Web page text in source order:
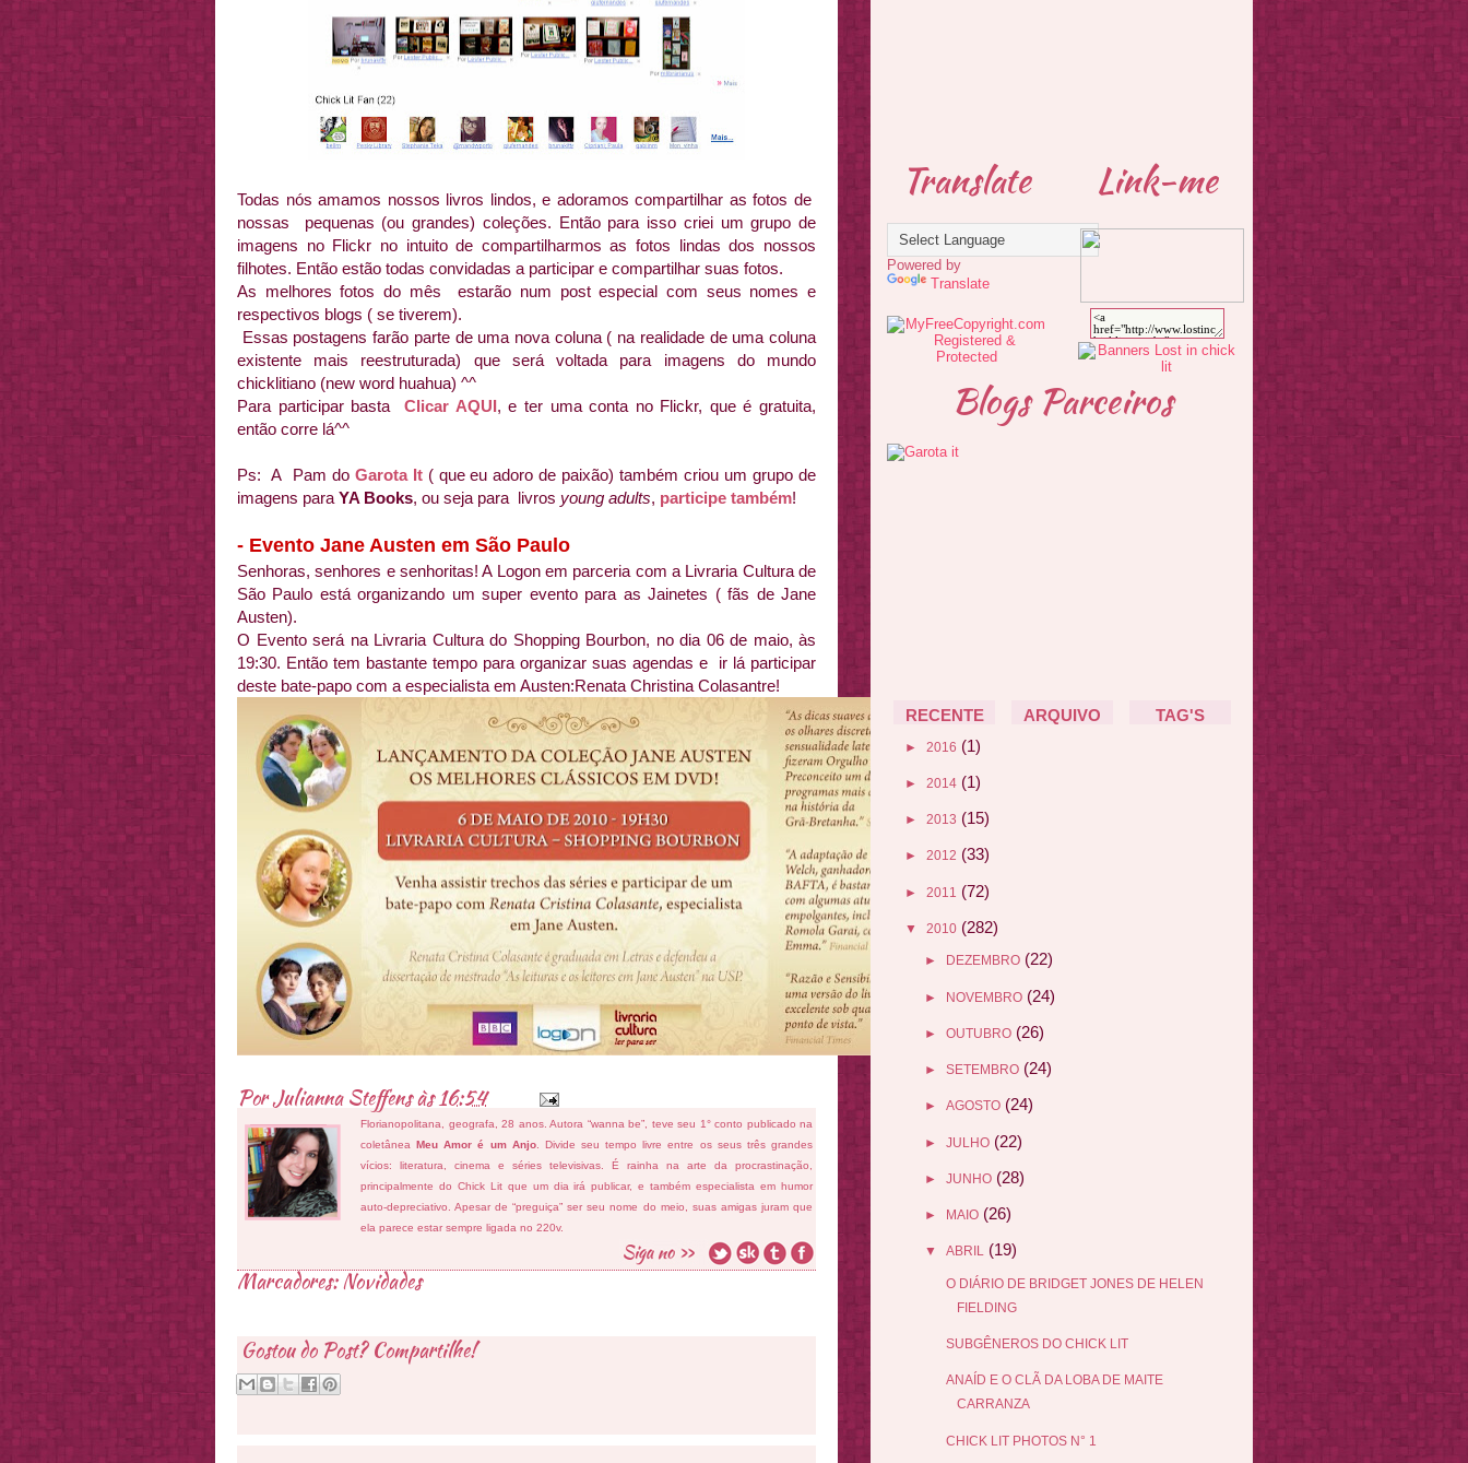
Todas nós amamos nossos livros lindos, e adoramos compartilhar as fotos de
nossas pequenas (ou grandes) coleções. Então para isso criei um grupo de
imagens no Flickr no intuito de compartilharmos as fotos lindas dos nossos
filhotes. Então estão todas convidadas a participar e compartilhar suas fotos.
As melhores fotos do mês estarão num post especial com seus nomes e
respectivos blogs ( se tiverem).
Essas postagens farão parte de uma nova coluna ( na realidade de uma coluna
existente mais reestruturada) que será voltada para imagens do mundo
chicklitiano (new word huahua) ^^
Para participar bastaClicar AQUI, e ter uma conta no Flickr, que é gratuita,
então corre lá^^
Ps: A Pam do Garota It( que eu adoro de paixão) também criou um grupo de
imagens para YA Books, ou seja para livros young adults, participe também!
- Evento Jane Austen em São Paulo
Senhoras, senhores e senhoritas! A Logon em parceria com a Livraria Cultura de
São Paulo está organizando um super evento para as Jainetes ( fãs de Jane
Austen).
O Evento será na Livraria Cultura do Shopping Bourbon, no dia 06 de maio, às
19:30. Então tem bastante tempo para organizar suas agendas e ir lá participar
deste bate-papo com a especialista em Austen:Renata Christina Colasantre!
PorJulianna Steffensàs16:54
Florianopolitana, geografa, 28 anos. Autora “wanna be”, teve seu 1° conto publicado na
coletâneaMeu Amor é um Anjo. Divide seu tempo livre entre os seus três grandes
vícios: literatura, cinema e séries televisivas. É rainha na arte da procrastinação,
principalmente do Chick Lit que um dia irá publicar, e também especialista em humor
auto-depreciativo. Apesar de “preguiça” ser seu nome do meio, suas amigas juram que
ela parece estar sempre ligada no 220v.
Marcadores:Novidades
Gostou do Post? Compartilhe!
Translate
Powered by
Translate
Link-me
Blogs Parceiros
RECENTE ARQUIVO TAG'S
► 2016 (1)
► 2014 (1)
► 2013 (15)
► 2012 (33)
► 2011 (72)
▼ 2010 (282)
► DEZEMBRO (22)
► NOVEMBRO (24)
► OUTUBRO (26)
► SETEMBRO (24)
► AGOSTO (24)
► JULHO (22)
► JUNHO (28)
► MAIO (26)
▼ ABRIL (19)
O DIÁRIO DE BRIDGET JONES DE HELEN
FIELDING
SUBGÊNEROS DO CHICK LIT
ANAÍD E O CLÃ DA LOBA DE MAITE
CARRANZA
CHICK LIT PHOTOS N° 1